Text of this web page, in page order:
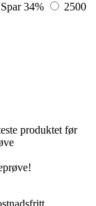
Spar 34%
2500
produktet før